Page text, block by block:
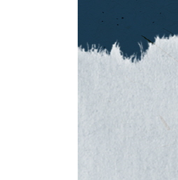
옮긴이 후기―인간